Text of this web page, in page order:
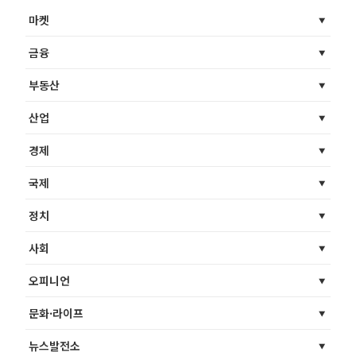
마켓
금융
부동산
산업
경제
국제
정치
사회
오피니언
문화·라이프
뉴스발전소